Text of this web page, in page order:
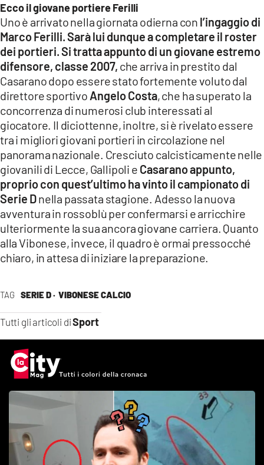
COSENZACHANNEL.IT
ILVIBONESE.IT
CATANZAROCHANNEL.IT
LACAPITALENEWS.IT
App
ANDROID
APPLE
TAG SERIE D · VIBONESE CALCIO
Tutti gli articoli diSport
Ecco il giovane portiere Ferilli
Uno è arrivato nella giornata odierna con l’ingaggio di
Marco Ferilli. Sarà lui dunque a completare il roster
dei portieri. Si tratta appunto di un giovane estremo
difensore, classe 2007, che arriva in prestito dal
Casarano dopo essere stato fortemente voluto dal
direttore sportivo Angelo Costa, che ha superato la
concorrenza di numerosi club interessati al
giocatore. Il diciottenne, inoltre, si è rivelato essere
tra i migliori giovani portieri in circolazione nel
panorama nazionale. Cresciuto calcisticamente nelle
giovanili di Lecce, Gallipoli e Casarano appunto,
proprio con quest’ultimo ha vinto il campionato di
Serie Dnella passata stagione. Adesso la nuova
avventura in rossoblù per confermarsi e arricchire
ulteriormente la sua ancora giovane carriera. Quanto
alla Vibonese, invece, il quadro è ormai pressocché
chiaro, in attesa di iniziare la preparazione.